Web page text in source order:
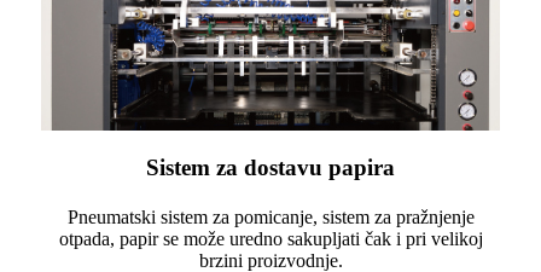
Sistem za dostavu papira
Pneumatski sistem za pomicanje, sistem za pražnjenje
otpada, papir se može uredno sakupljati čak i pri velikoj
brzini proizvodnje.